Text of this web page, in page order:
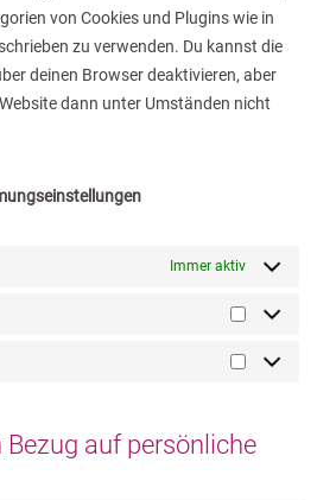
von Cookies und Plugins wie in
zu verwenden. Du kannst die
deinen Browser deaktivieren, aber
dann unter Umständen nicht
Immer aktiv
Bezug auf persönliche